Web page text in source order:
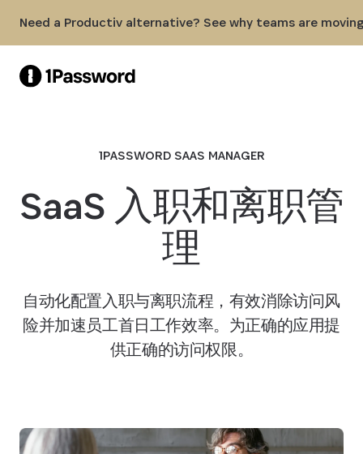
Need a Productiv alternative? See why teams are
1PASSWORD SAAS MANAGER
SaaS 入职和离职管
理
自动化配置入职与离职流程，有效消除访问风
险并加速员工首日工作效率。为正确的应用提
供正确的访问权限。